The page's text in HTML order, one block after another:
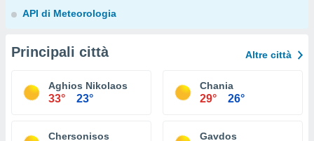
API di Meteorologia
Principali città Altre città
Aghios Nikolaos
33° 23°
Chania
29° 26°
Chersonisos Gavdos